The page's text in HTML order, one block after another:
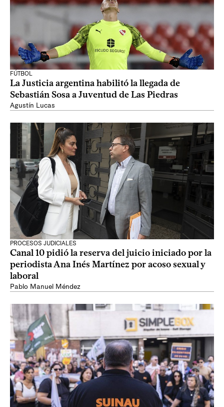
FÚTBOL
La Justicia argentina habilitó la llegada de
Sebastián Sosa a Juventud de Las Piedras
Agustín Lucas
PROCESOS JUDICIALES
Canal 10 pidió la reserva del juicio iniciado por la
periodista Ana Inés Martínez por acoso sexual y
laboral
Pablo Manuel Méndez